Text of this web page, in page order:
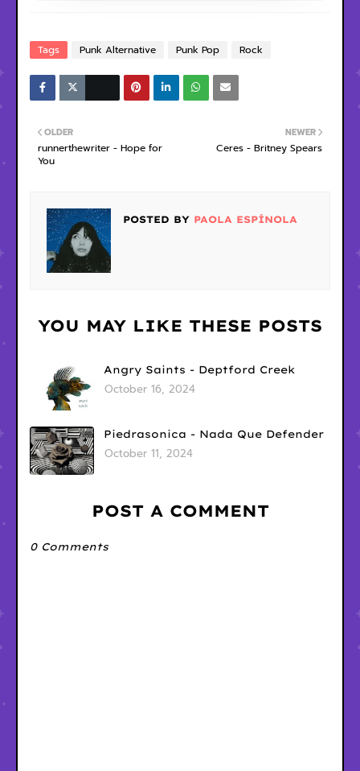
Tags Punk Alternative Punk Pop Rock
NEWER
Ceres - Britney Spears
OLDER
runnerthewriter - Hope for
You
POSTED BY PAOLA ESPÍNOLA
YOU MAY LIKE THESE POSTS
Angry Saints - Deptford Creek
October 16, 2024
Piedrasonica - Nada Que Defender
October 11, 2024
POST A COMMENT
0 Comments